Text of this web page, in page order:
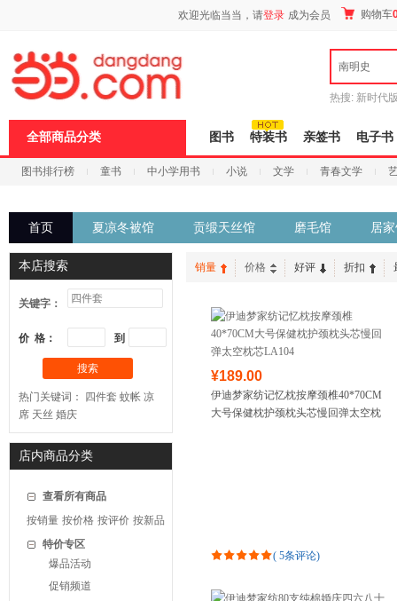
欢迎光临当当，请登录 成为会员 购物车
南明史
热搜: 新时代
全部商品分类 图书 特装书 亲签书 电子书
图书排行榜 童书 中小学用书 小说 文学 青春文学
首页 夏凉冬被馆 贡缎天丝馆 磨毛馆 居
本店搜索
关键字：
价 格： 到
搜索
热门关键词： 四件套 蚊帐 凉
席 天丝 婚庆
店内商品分类
查看所有商品
按销量 按价格 按评价 按新品
特价专区
爆品活动
促销频道
销量 价格 好评 折扣
¥189.00
伊迪梦家纺记忆枕按摩颈椎40*70CM
大号保健枕护颈枕头芯慢回弹太空枕
( 5条评论)
页
浪
打